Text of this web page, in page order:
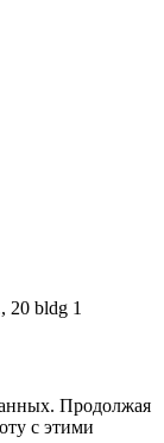
20 bldg 1
Продолжая
с этими